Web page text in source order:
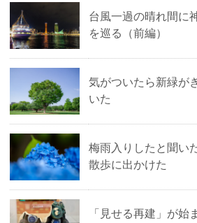
台風一過の晴れ間に
を巡る（前編）
気がついたら新緑が
いた
梅雨入りしたと聞い
散歩に出かけた
「見せる再建」が始